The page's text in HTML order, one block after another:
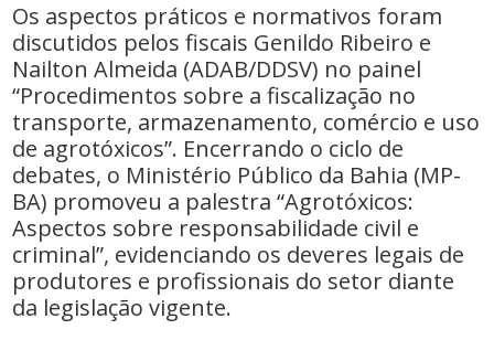
Os aspectos práticos e normativos foram
discutidos pelos fiscais Genildo Ribeiro e
Nailton Almeida (ADAB/DDSV) no painel
“Procedimentos sobre a fiscalização no
transporte, armazenamento, comércio e uso
de agrotóxicos”. Encerrando o ciclo de
debates, o Ministério Público da Bahia (MP-
BA) promoveu a palestra “Agrotóxicos:
Aspectos sobre responsabilidade civil e
criminal”, evidenciando os deveres legais de
produtores e profissionais do setor diante
da legislação vigente.